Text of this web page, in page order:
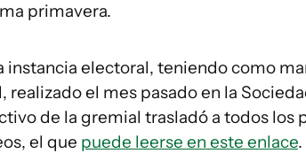
primavera.
electoral, teniendo como
realizado el mes pasado en la
de la gremial trasladó a todos los
el que puede leerse en este enlace.